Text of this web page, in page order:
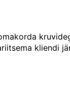
kliendi